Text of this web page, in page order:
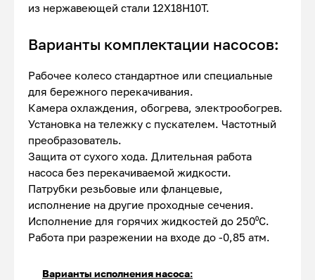
из нержавеющей стали 12Х18Н10Т.
Варианты комплектации насосов:
Рабочее колесо стандартное или специальные
для бережного перекачивания.
Камера охлаждения, обогрева, электрообогрев.
Установка на тележку с пускателем. Частотный
преобразователь.
Защита от сухого хода. Длительная работа
насоса без перекачиваемой жидкости.
Патрубки резьбовые или фланцевые,
исполнение на другие проходные сечения.
Исполнение для горячих жидкостей до 250⁰С.
Работа при разрежении на входе до -0,85 атм.
Варианты исполнения насоса: